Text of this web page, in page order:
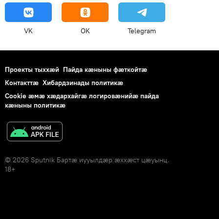
VK OK Telegram
Проекты тыххӕй Пайда кӕныны фӕткойтӕ
Контакттӕ Хибардзинады политикæ
Cookie æмæ хæдархайгæ логировæнийæ пайда
кæныны политикæ
© 2026 Sputnik Бартӕ иууылдӕр ӕххӕст цӕуынц.
18+